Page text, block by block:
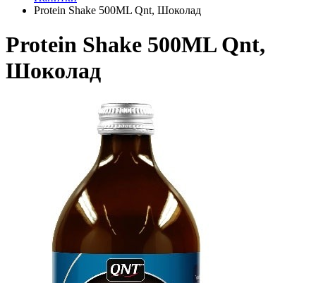
Protein Shake 500ML Qnt, Шоколад
Protein Shake 500ML Qnt,
Шоколад